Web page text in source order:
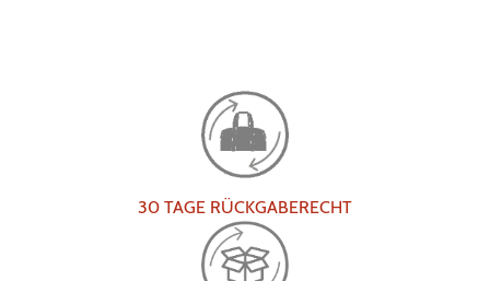
30 TAGE RÜCKGABERECHT